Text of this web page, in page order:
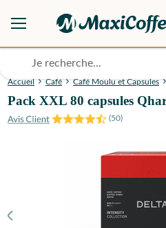
Accueil Café Café Moulu et Capsules
Pack XXL 80 capsules
(50)